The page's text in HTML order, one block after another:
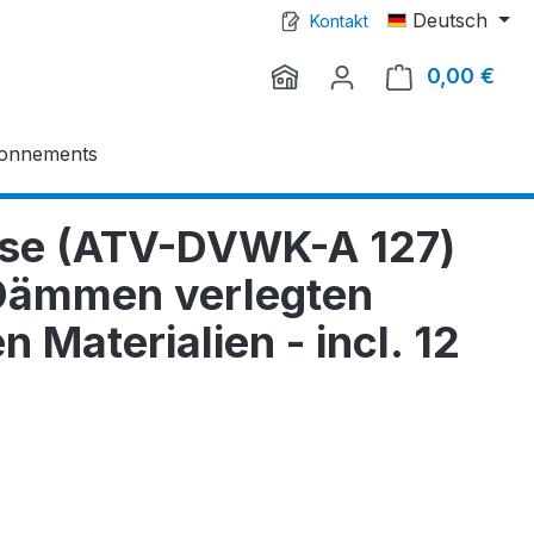
Kontakt Deutsch
0,00 €
(ATV-DVWK-A 127)
verlegten
Materialien - incl. 12